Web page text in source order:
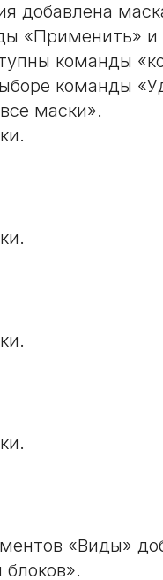
добавлена
«Применить»
команды
команды
маски».
«Виды»